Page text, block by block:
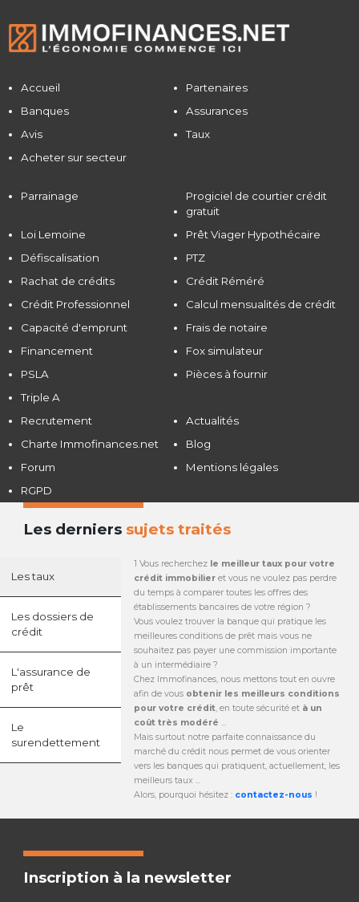
Accueil
Partenaires
Banques
Assurances
Avis
Taux
Acheter sur secteur
Parrainage
Progiciel de courtier crédit
gratuit
Loi Lemoine
Prêt Viager Hypothécaire
Défiscalisation
PTZ
Rachat de crédits
Crédit Réméré
Crédit Professionnel
Calcul mensualités de crédit
Capacité d'emprunt
Frais de notaire
Financement
Fox simulateur
PSLA
Pièces à fournir
Triple A
Recrutement
Actualités
Charte Immofinances.net
Blog
Forum
Mentions légales
RGPD
Les derniers sujets traités
Les taux
Les dossiers de
crédit
L'assurance de
prêt
Le
surendettement
1 Vous recherchez le meilleur taux pour votre
crédit immobilieret vous ne voulez pas perdre
du temps à comparer toutes les offres des
établissements bancaires de votre région ?
Vous voulez trouver la banque qui pratique les
meilleures conditions de prêt mais vous ne
souhaitez pas payer une commission importante
à un intermédiaire ?
Chez Immofinances, nous mettons tout en ouvre
afin de vous obtenir les meilleurs conditions
pour votre crédit, en toute sécurité et à un
coût très modéré ...
Mais surtout notre parfaite connaissance du
marché du crédit nous permet de vous orienter
vers les banques qui pratiquent, actuellement, les
meilleurs taux ...
Alors, pourquoi hésitez : contactez-nous !
Inscription à la newsletter